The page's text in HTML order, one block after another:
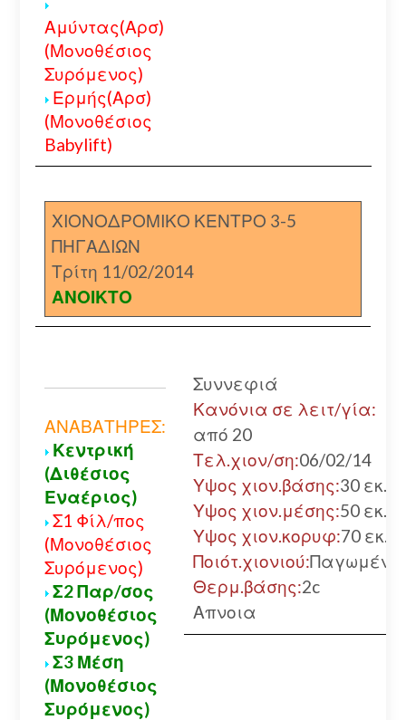
Αμύντας(Αρσ)
(Μονοθέσιος
Συρόμενος)
Ερμής(Αρσ)
(Μονοθέσιος
Babylift)
ΧΙΟΝΟΔΡΟΜΙΚΟ ΚΕΝΤΡΟ 3-5
ΠΗΓΑΔΙΩΝ
Τρίτη 11/02/2014
ΑΝΟΙΚΤΟ
ΑΝΑΒΑΤΗΡΕΣ:
Κεντρική
(Διθέσιος
Εναέριος)
Σ1 Φίλ/πος
(Μονοθέσιος
Συρόμενος)
Σ2 Παρ/σος
(Μονοθέσιος
Συρόμενος)
Σ3 Μέση
(Μονοθέσιος
Συρόμενος)
Συννεφιά
Κανόνια σε λειτ/γία:
από 20
Τελ.χιον/ση:06/02/14
Υψος χιον.βάσης:30 εκ.
Υψος χιον.μέσης:50 εκ.
Υψος χιον.κορυφ:70 εκ.
Ποιότ.χιονιού:Παγωμένο
Θερμ.βάσης:2c
Απνοια